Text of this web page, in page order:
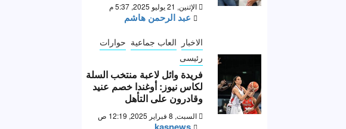
الإثنين, 21 يوليو 2025, 5:37 م
عبد الرحمن هاشم
الاخبار العاب جماعية حوارات
رئيسى
فريدة وائل لاعبة منتخب السلة
لكاس نيوز: أوغندا خصم عنيد
وقادرون على التأهل
السبت, 8 فبراير 2025, 12:19 ص